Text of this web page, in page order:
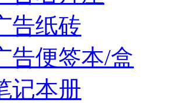
告纸砖
告便签本/盒
记本册